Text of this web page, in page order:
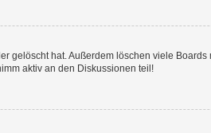
gelöscht hat. Außerdem löschen viele
aktiv an den Diskussionen teil!